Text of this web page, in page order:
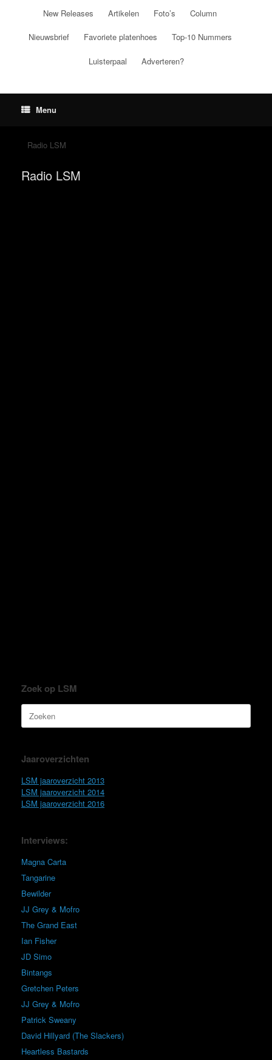
New Releases Artikelen Foto’s Column
Nieuwsbrief Favoriete platenhoes Top-10 Nummers
Luisterpaal Adverteren?
Menu
Radio LSM
Radio LSM
Zoek op LSM
Zoeken
naar:
Jaaroverzichten
LSM jaaroverzicht 2013
LSM jaaroverzicht 2014
LSM jaaroverzicht 2016
Interviews:
Magna Carta
Tangarine
Bewilder
JJ Grey & Mofro
The Grand East
Ian Fisher
JD Simo
Bintangs
Gretchen Peters
JJ Grey & Mofro
Patrick Sweany
David Hillyard (The Slackers)
Heartless Bastards